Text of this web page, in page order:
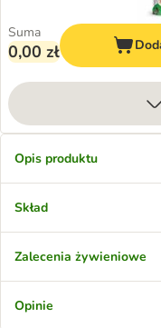
Suma
0,00 zł
Opis produktu
Skład
Zalecenia żywieniowe
Opinie